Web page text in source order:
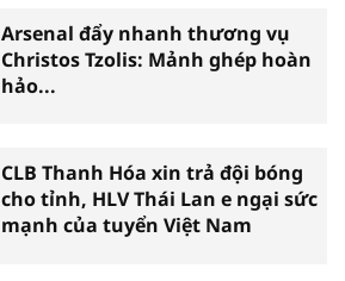
Arsenal đẩy nhanh thương vụ
Christos Tzolis: Mảnh ghép hoàn
hảo...
CLB Thanh Hóa xin trả đội bóng
cho tỉnh, HLV Thái Lan e ngại sức
mạnh của tuyển Việt Nam